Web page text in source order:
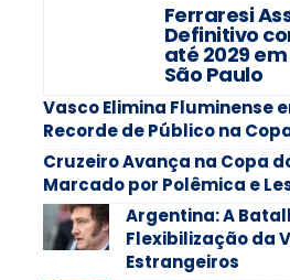
Ferraresi
Definitivo
até 2029
São Paulo
Vasco Elimina Fluminense
Recorde de Público na
Cruzeiro Avança na Copa
Marcado por Polêmica e
Argentina: A
Flexibilização da
Estrangeiros